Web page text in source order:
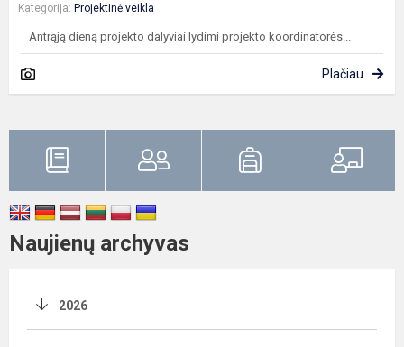
Kategorija: Projektinė veikla
Antrąją dieną projekto dalyviai lydimi projekto koordinatorės...
Plačiau
Naujienų archyvas
2026